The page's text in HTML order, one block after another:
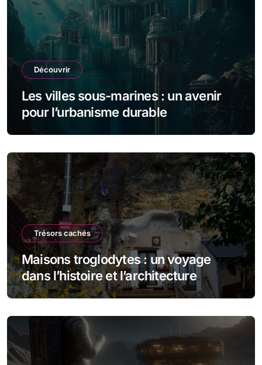
Découvrir
Les villes sous-marines : un avenir
pour l’urbanisme durable
Trésors cachés
Maisons troglodytes : un voyage
dans l’histoire et l’architecture
souterraine